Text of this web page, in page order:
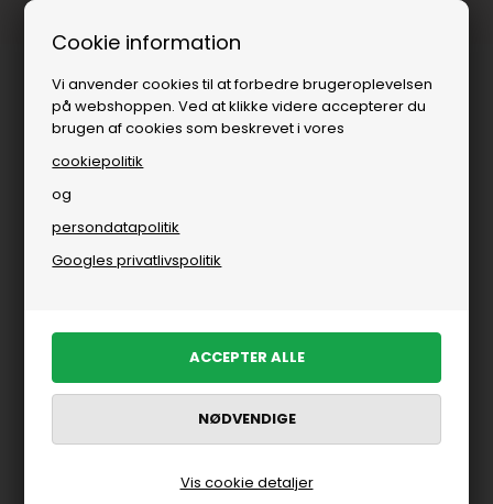
Cookie information
Vi anvender cookies til at forbedre brugeroplevelsen
på webshoppen. Ved at klikke videre accepterer du
brugen af cookies som beskrevet i vores
cookiepolitik
og
persondatapolitik
Googles privatlivspolitik
Vis cookie detaljer
Brands »Karmamia Copenhagen
FILTRER PRODUKTER